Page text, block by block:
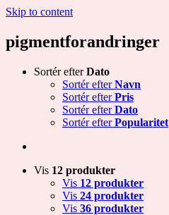
Skip to content
pigmentforandringer
Sortér efterDato
Sortér efterNavn
Sortér efterPris
Sortér efterDato
Sortér efterPopularitet
Vis 12 produkter
Vis 12 produkter
Vis 24 produkter
Vis 36 produkter